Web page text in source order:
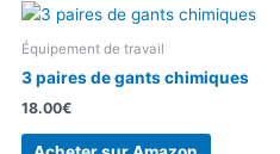
Équipement de travail
3 paires de gants chimiques
18.00€